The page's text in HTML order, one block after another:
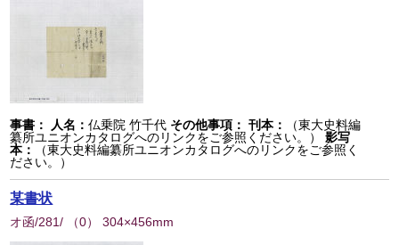
事書： 人名：仏乗院 竹千代 その他事項： 刊本：
（東大史料編
纂所ユニオンカタログへのリンクをご参照ください。）
影写
本：
（東大史料編纂所ユニオンカタログへのリンクをご参照く
ださい。）
某書状
オ函/281/ （0） 304×456mm